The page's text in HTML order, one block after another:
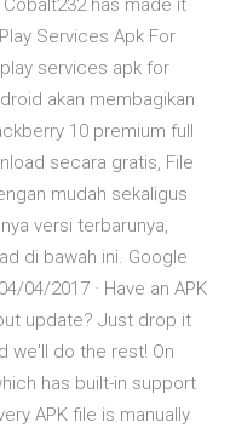
Cobalt232 has made it
Services Apk For
services apk for
akan membagikan
10 premium full
secara gratis, File
mudah sekaligus
versi terbarunya,
di bawah ini. Google
04/2017 · Have an APK
update? Just drop it
we'll do the rest! On
has built-in support
APK file is manually